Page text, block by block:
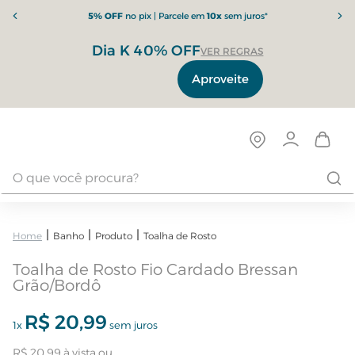
5% OFFno pix | Parcele em10xsem juros*
Dia K 40% OFFVER REGRAS
Aproveite
Banho Produto Toalha de Rosto
Toalha de Rosto Fio Cardado Bressan
Grão/Bordô
1x R$ 20,99 sem juros